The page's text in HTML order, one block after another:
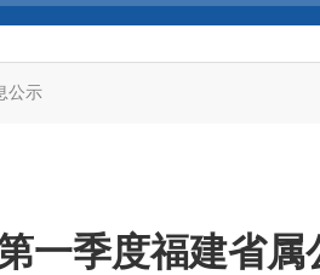
公示
一季度福建省属